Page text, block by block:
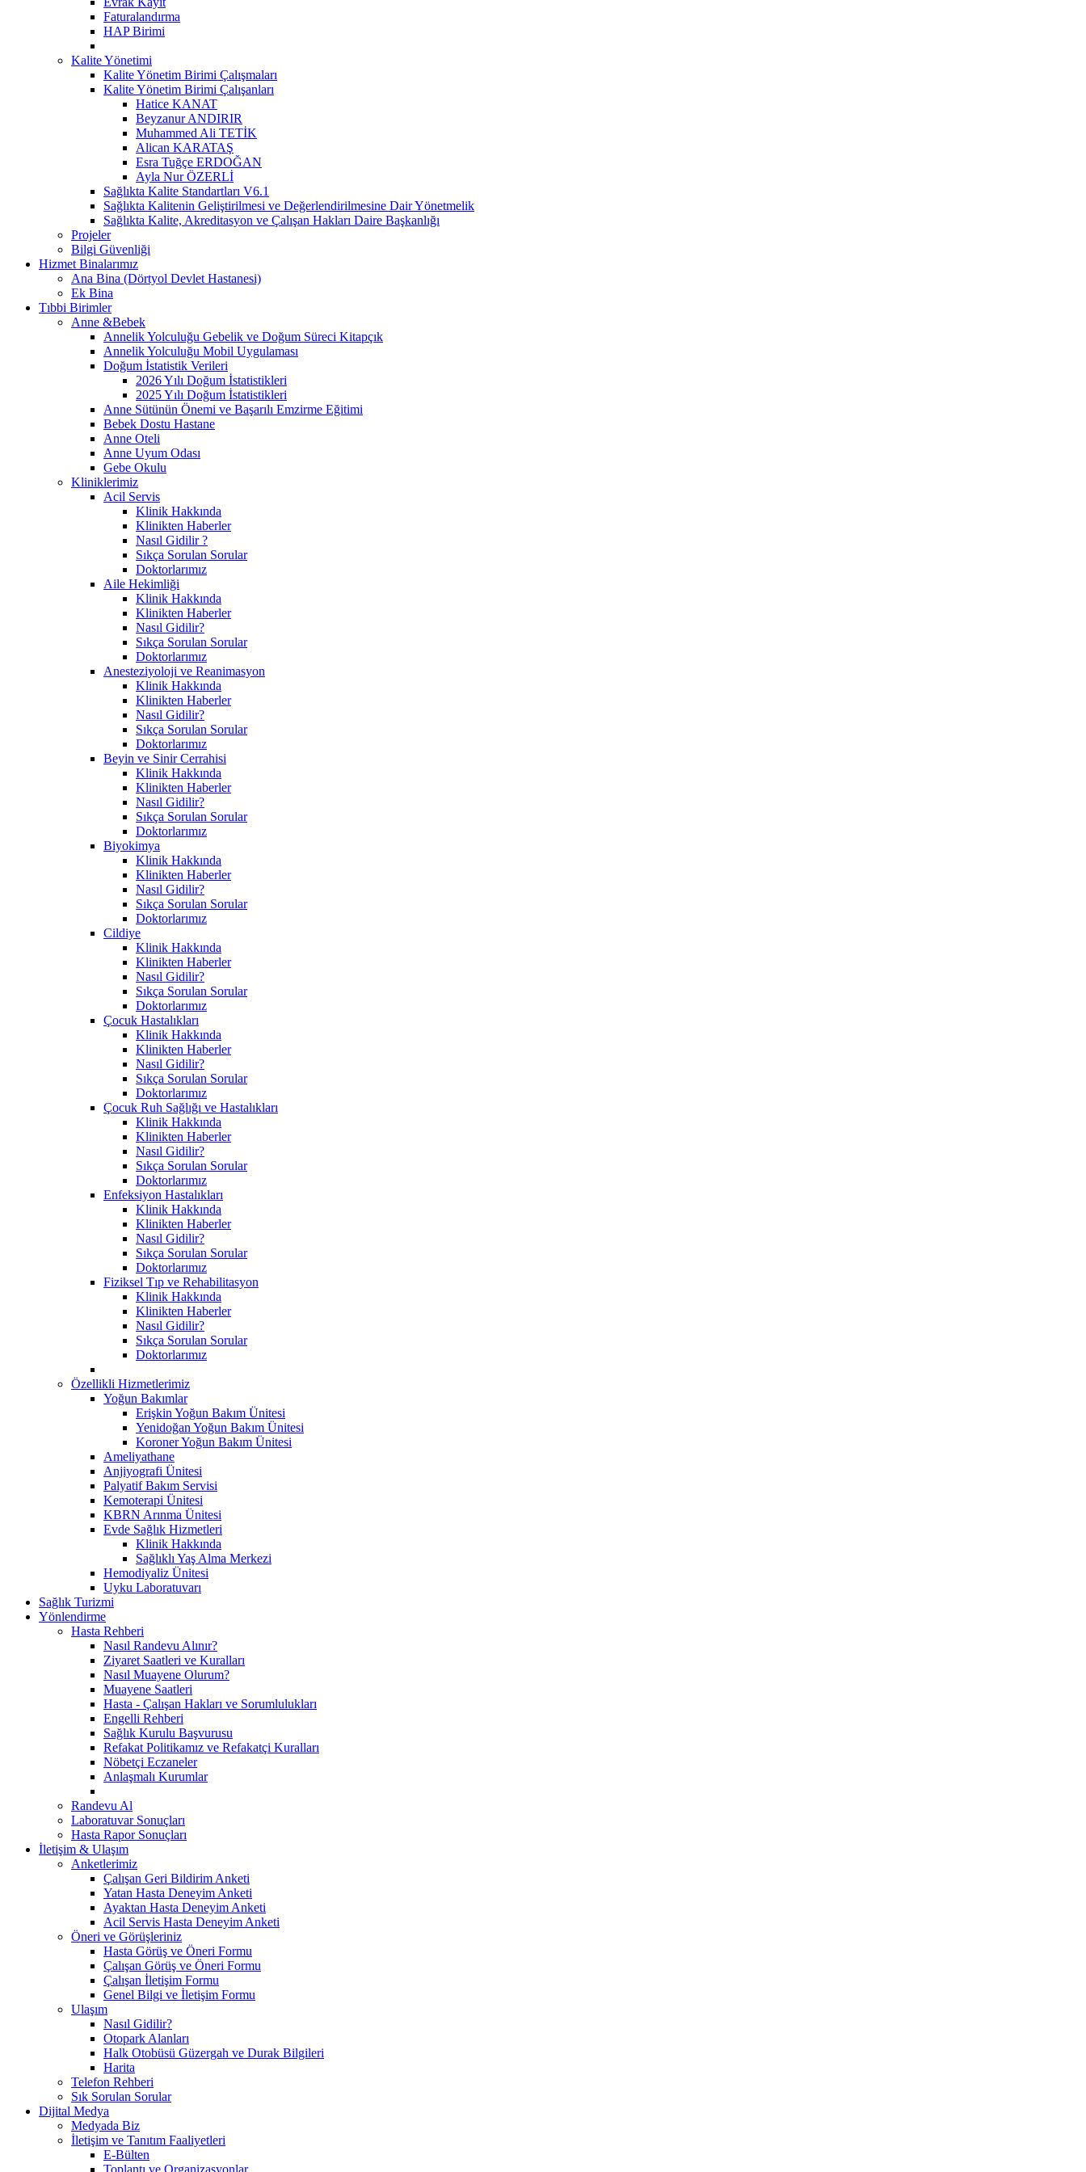
Faturalandırma
HAP Birimi
Kalite Yönetimi
Kalite Yönetim Birimi Çalışmaları
Kalite Yönetim Birimi Çalışanları
Hatice KANAT
Beyzanur ANDIRIR
Muhammed Ali TETİK
Alican KARATAŞ
Esra Tuğçe ERDOĞAN
Ayla Nur ÖZERLİ
Sağlıkta Kalite Standartları V6.1
Sağlıkta Kalitenin Geliştirilmesi ve Değerlendirilmesine Dair Yönetmelik
Sağlıkta Kalite, Akreditasyon ve Çalışan Hakları Daire Başkanlığı
Projeler
Bilgi Güvenliği
Hizmet Binalarımız
Ana Bina (Dörtyol Devlet Hastanesi)
Ek Bina
Tıbbi Birimler
Anne &Bebek
Annelik Yolculuğu Gebelik ve Doğum Süreci Kitapçık
Annelik Yolculuğu Mobil Uygulaması
Doğum İstatistik Verileri
2026 Yılı Doğum İstatistikleri
2025 Yılı Doğum İstatistikleri
Anne Sütünün Önemi ve Başarılı Emzirme Eğitimi
Bebek Dostu Hastane
Anne Oteli
Anne Uyum Odası
Gebe Okulu
Kliniklerimiz
Acil Servis
Klinik Hakkında
Klinikten Haberler
Nasıl Gidilir ?
Sıkça Sorulan Sorular
Doktorlarımız
Aile Hekimliği
Klinik Hakkında
Klinikten Haberler
Nasıl Gidilir?
Sıkça Sorulan Sorular
Doktorlarımız
Anesteziyoloji ve Reanimasyon
Klinik Hakkında
Klinikten Haberler
Nasıl Gidilir?
Sıkça Sorulan Sorular
Doktorlarımız
Beyin ve Sinir Cerrahisi
Klinik Hakkında
Klinikten Haberler
Nasıl Gidilir?
Sıkça Sorulan Sorular
Doktorlarımız
Biyokimya
Klinik Hakkında
Klinikten Haberler
Nasıl Gidilir?
Sıkça Sorulan Sorular
Doktorlarımız
Cildiye
Klinik Hakkında
Klinikten Haberler
Nasıl Gidilir?
Sıkça Sorulan Sorular
Doktorlarımız
Çocuk Hastalıkları
Klinik Hakkında
Klinikten Haberler
Nasıl Gidilir?
Sıkça Sorulan Sorular
Doktorlarımız
Çocuk Ruh Sağlığı ve Hastalıkları
Klinik Hakkında
Klinikten Haberler
Nasıl Gidilir?
Sıkça Sorulan Sorular
Doktorlarımız
Enfeksiyon Hastalıkları
Klinik Hakkında
Klinikten Haberler
Nasıl Gidilir?
Sıkça Sorulan Sorular
Doktorlarımız
Fiziksel Tıp ve Rehabilitasyon
Klinik Hakkında
Klinikten Haberler
Nasıl Gidilir?
Sıkça Sorulan Sorular
Doktorlarımız
Özellikli Hizmetlerimiz
Yoğun Bakımlar
Erişkin Yoğun Bakım Ünitesi
Yenidoğan Yoğun Bakım Ünitesi
Koroner Yoğun Bakım Ünitesi
Ameliyathane
Anjiyografi Ünitesi
Palyatif Bakım Servisi
Kemoterapi Ünitesi
KBRN Arınma Ünitesi
Evde Sağlık Hizmetleri
Klinik Hakkında
Sağlıklı Yaş Alma Merkezi
Hemodiyaliz Ünitesi
Uyku Laboratuvarı
Sağlık Turizmi
Yönlendirme
Hasta Rehberi
Nasıl Randevu Alınır?
Ziyaret Saatleri ve Kuralları
Nasıl Muayene Olurum?
Muayene Saatleri
Hasta - Çalışan Hakları ve Sorumlulukları
Engelli Rehberi
Sağlık Kurulu Başvurusu
Refakat Politikamız ve Refakatçi Kuralları
Nöbetçi Eczaneler
Anlaşmalı Kurumlar
Randevu Al
Laboratuvar Sonuçları
Hasta Rapor Sonuçları
İletişim & Ulaşım
Anketlerimiz
Çalışan Geri Bildirim Anketi
Yatan Hasta Deneyim Anketi
Ayaktan Hasta Deneyim Anketi
Acil Servis Hasta Deneyim Anketi
Öneri ve Görüşleriniz
Hasta Görüş ve Öneri Formu
Çalışan Görüş ve Öneri Formu
Çalışan İletişim Formu
Genel Bilgi ve İletişim Formu
Ulaşım
Nasıl Gidilir?
Otopark Alanları
Halk Otobüsü Güzergah ve Durak Bilgileri
Harita
Telefon Rehberi
Sık Sorulan Sorular
Dijital Medya
Medyada Biz
İletişim ve Tanıtım Faaliyetleri
E-Bülten
Toplantı ve Organizasyonlar